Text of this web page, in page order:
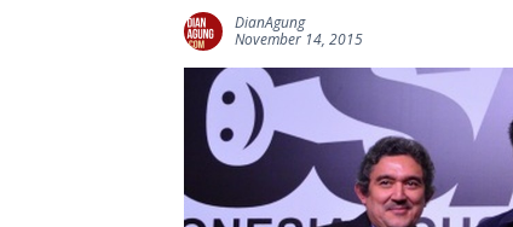
DianAgung
November 14, 2015